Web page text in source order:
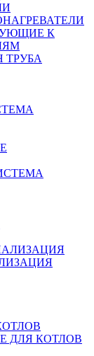
К
ДЛЯ КОТЛОВ